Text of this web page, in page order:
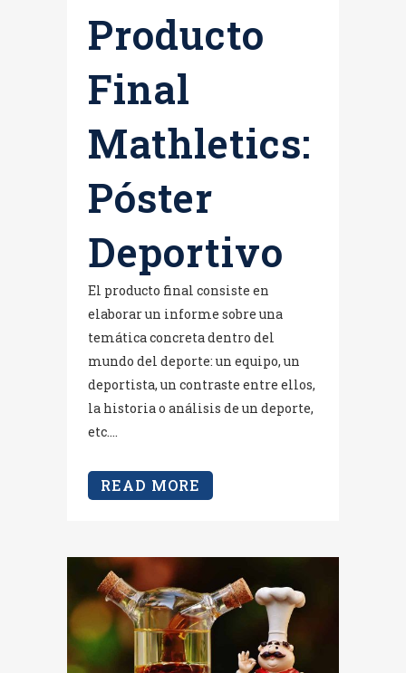
Producto
Final
Mathletics:
Póster
Deportivo
El producto final consiste en
elaborar un informe sobre una
temática concreta dentro del
mundo del deporte: un equipo, un
deportista, un contraste entre ellos,
la historia o análisis de un deporte,
etc....
READ MORE